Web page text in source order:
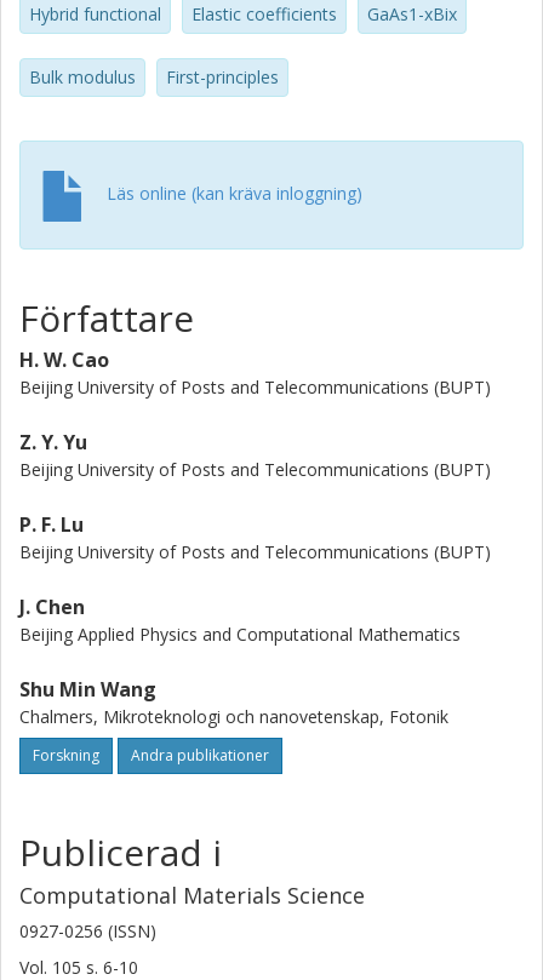
coefficients and bulk modulus display a discernible
downward bowing and there exists a direct correlation
between the elastic stiffness coefficients and strains.
These results give a good understanding of the properties
Hybrid functional Elastic coefficients GaAs1-xBix
Bulk modulus First-principles
Läs online (kan kräva inloggning)
Författare
H. W. Cao
Beijing University of Posts and Telecommunications (BUPT)
Z. Y. Yu
Beijing University of Posts and Telecommunications (BUPT)
P. F. Lu
Beijing University of Posts and Telecommunications (BUPT)
J. Chen
Beijing Applied Physics and Computational Mathematics
Shu Min Wang
Chalmers, Mikroteknologi och nanovetenskap, Fotonik
Forskning Andra publikationer
Publicerad i
Computational Materials Science
0927-0256 (ISSN)
Vol. 105 s. 6-10